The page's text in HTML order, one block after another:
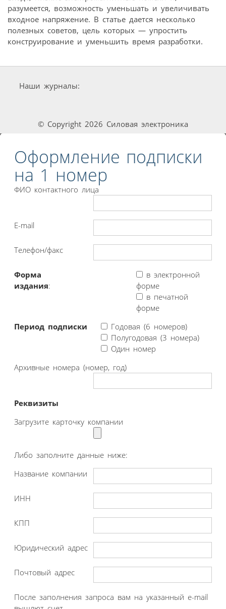
разумеется, возможность уменьшать и увеличивать
входное напряжение. В статье дается несколько
полезных советов, цель которых — упростить
конструирование и уменьшить время разработки.
Наши журналы:
© Copyright 2026 Силовая электроника
Оформление подписки
на 1 номер
ФИО контактного лица
E-mail
Телефон/факс
Форма
издания:
в электронной
форме
в печатной
форме
Период подписки
Годовая (6 номеров)
Полугодовая (3 номера)
Один номер
Архивные номера (номер, год)
Реквизиты
Загрузите карточку компании
Либо заполните данные ниже:
Название компании
ИНН
КПП
Юридический адрес
Почтовый адрес
После заполнения запроса вам на указанный e-mail